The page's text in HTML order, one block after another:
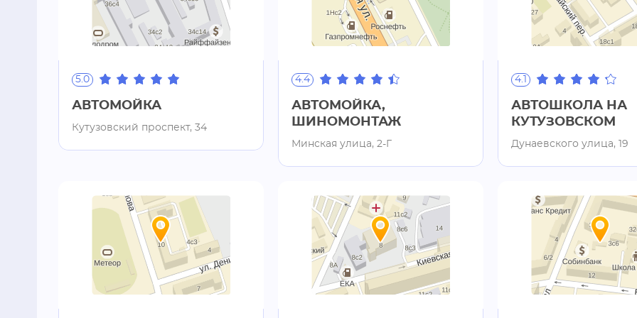
5.0
АВТОМОЙКА
Кутузовский проспект, 34
4.4
АВТОМОЙКА,
ШИНОМОНТАЖ
Минская улица, 2-Г
4.1
АВТОШКОЛА НА
КУТУЗОВСКОМ
Дунаевского улица, 19